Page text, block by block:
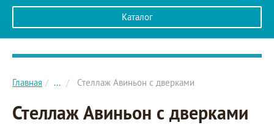
Каталог
Главное меню сайта
Главная ... Стеллаж Авиньон с дверками
Стеллаж Авиньон с дверками